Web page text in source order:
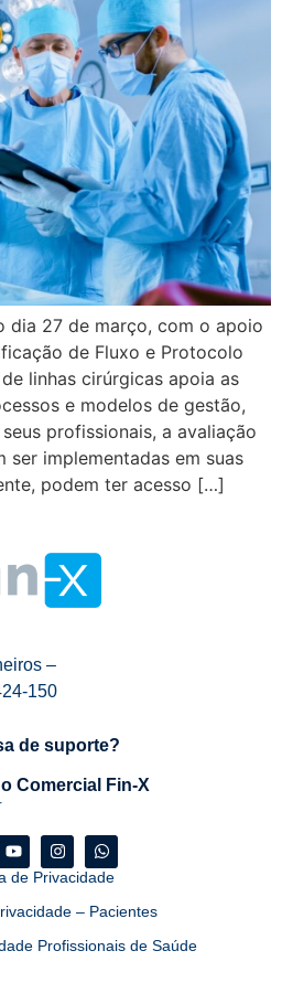
dia 27 de março, com o apoio
de Fluxo e Protocolo
linhas cirúrgicas apoia as
e modelos de gestão,
profissionais, a avaliação
ser implementadas em suas
podem ter acesso […]
–
150
de suporte?
Comercial Fin-X
de Privacidade
– Pacientes
Profissionais de Saúde